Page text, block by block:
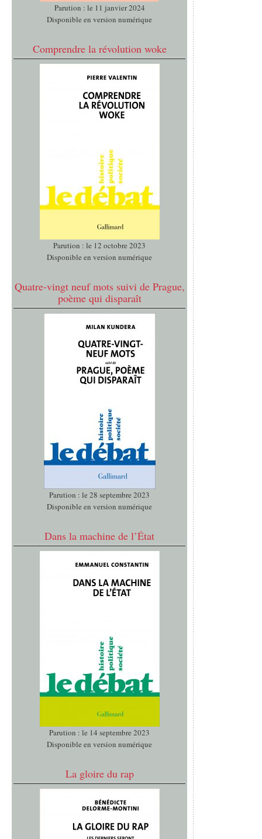
Parution : le 11 janvier 2024
Disponible en version numérique
Comprendre la révolution woke
Parution : le 12 octobre 2023
Disponible en version numérique
Quatre-vingt neuf mots suivi de Prague,
poème qui disparaît
Parution : le 28 septembre 2023
Disponible en version numérique
Dans la machine de l’État
Parution : le 14 septembre 2023
Disponible en version numérique
La gloire du rap